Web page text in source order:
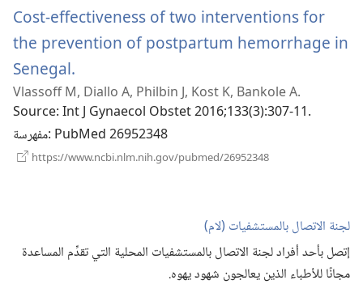
Cost-effectiveness of two interventions for
the prevention of postpartum hemorrhage in
Senegal.
نافذة
جديدة)
Vlassoff M, Diallo A, Philbin J, Kost K, Bankole A.
Source‎: Int J Gynaecol Obstet 2016;133(3):307-11.
مفهرسة‎: PubMed 26952348
https://www.ncbi.nlm.nih.gov/pubmed/26952348
لجنة الاتصال بالمستشفيات (‏لام)‏
إتصل بأحد أفراد لجنة الاتصال بالمستشفيات المحلية التي تقدِّم المساعدة
مجانًا للأطباء الذين يعالجون شهود يهوه.‏